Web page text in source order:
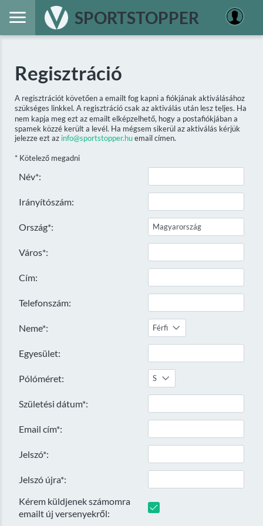
SPORTSTOPPER
Regisztráció
A regisztrációt követően a emailt fog kapni a fiókjának aktiválásához
szükséges linkkel. A regisztráció csak az aktiválás után lesz teljes. Ha
nem kapja meg ezt az emailt elképzelhető, hogy a postafiókjában a
spamek közzé került a levél. Ha mégsem sikerül az aktiválás kérjük
jelezze ezt az info@sportstopper.huemail címen.
* Kötelező megadni
Név*:
Irányítószám:
Ország*:
Város*:
Cím:
Telefonszám:
Neme*: Férfi
Egyesület:
Pólóméret: S
Születési dátum*:
Email cím*:
Jelszó*:
Jelszó újra*:
Kérem küldjenek számomra
emailt új versenyekről: